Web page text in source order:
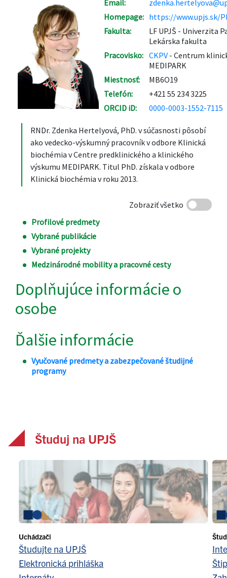
Študuj na UPJŠ
Uchádzači
Študujte na UPJŠ
Elektronická prihláška